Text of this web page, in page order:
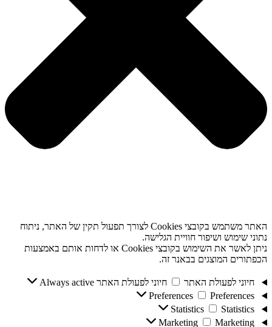
האתר משתמש בקובצי Cookies לצורך תפעול תקין של האתר, ניתוח
נתוני שימוש ושיפור חוויית הגלישה.
ניתן לאשר את השימוש בקובצי Cookies או לדחות אותם באמצעות
הכפתורים המוצגים בבאנר זה.
חיוני לפעולת האתר חיוני לפעולת האתר Always active
Preferences
Preferences
Statistics
Statistics
Marketing
Marketing